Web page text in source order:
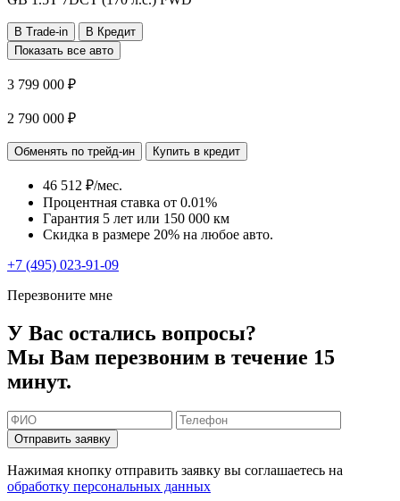
В Trade-in
В Кредит
Показать все авто
3 799 000 ₽
2 790 000 ₽
Обменять по трейд-ин Купить в кредит
46 512 ₽/мес.
Процентная ставка от 0.01%
Гарантия 5 лет или 150 000 км
Скидка в размере 20% на любое авто.
+7 (495) 023-91-09
Перезвоните мне
У Вас остались вопросы?
Мы Вам перезвоним в течение 15
минут.
Отправить заявку
Нажимая кнопку отправить заявку вы соглашаетесь на
обработку персональных данных